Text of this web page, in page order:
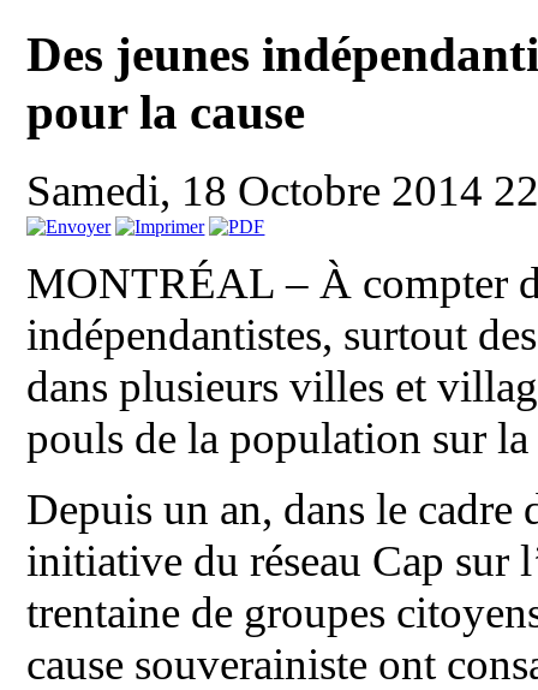
Des jeunes
pour la cause
Samedi, 18 Octobre 2014
MONTRÉAL – À compter
indépendantistes, surtout
dans plusieurs villes et
pouls de la population sur
Depuis un an, dans le cadre
initiative du réseau Cap sur
trentaine de groupes
cause souverainiste ont